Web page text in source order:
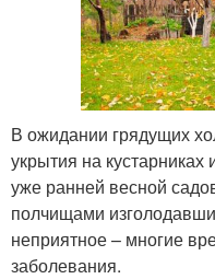
В ожидании грядущих
укрытия на кустарниках
уже ранней весной
полчищами
неприятное – многие
заболевания.